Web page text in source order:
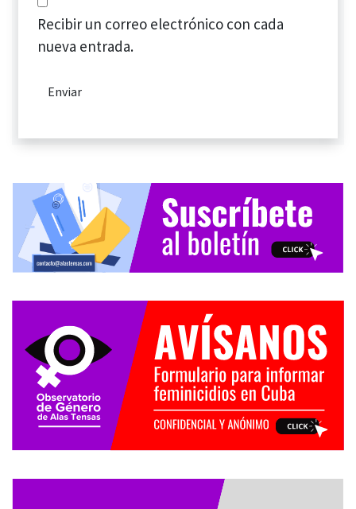
Recibir un correo electrónico con cada
nueva entrada.